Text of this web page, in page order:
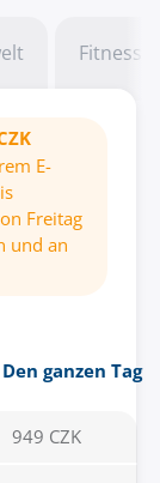
Fitness
E-
Freitag
und an
Den ganzen Tag
949 CZK